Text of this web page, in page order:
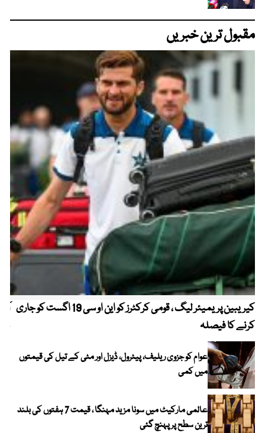
مقبول ترین خبریں
کیریبین پریمیئر لیگ ، قومی کرکٹرز کو این او سی 19 اگست کو جاری
کرنے کا فیصلہ
عوام کو جزوی ریلیف، پیٹرول، ڈیزل اور مٹی کے تیل کی قیمتوں
میں کمی
عالمی مارکیٹ میں سونا مزید مہنگا ، قیمت 7 ہفتوں کی بلند
ترین سطح پر پہنچ گئی